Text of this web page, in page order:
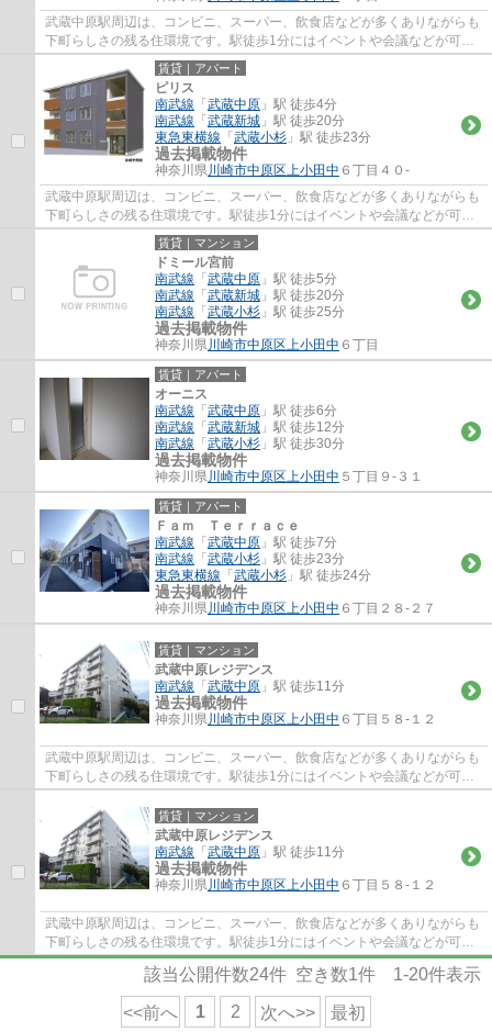
武蔵中原駅周辺は、コンビニ、スーパー、飲食店などが多くありながらも
下町らしさの残る住環境です。駅徒歩1分にはイベントや会議などが可能
な「エポック中原」がございます。
賃貸｜アパート
ピリス
南武線 「 武蔵中原 」駅 徒歩4分
南武線 「 武蔵新城 」駅 徒歩20分
東急東横線 「 武蔵小杉 」駅 徒歩23分
過去掲載物件
神奈川県川崎市中原区上小田中 ６丁目４０-
武蔵中原駅周辺は、コンビニ、スーパー、飲食店などが多くありながらも
下町らしさの残る住環境です。駅徒歩1分にはイベントや会議などが可能
な「エポック中原」がございます。
賃貸｜マンション
ドミール宮前
南武線 「 武蔵中原 」駅 徒歩5分
南武線 「 武蔵新城 」駅 徒歩20分
南武線 「 武蔵小杉 」駅 徒歩25分
過去掲載物件
神奈川県川崎市中原区上小田中 ６丁目
賃貸｜アパート
オーニス
南武線 「 武蔵中原 」駅 徒歩6分
南武線 「 武蔵新城 」駅 徒歩12分
南武線 「 武蔵小杉 」駅 徒歩30分
過去掲載物件
神奈川県川崎市中原区上小田中 ５丁目９-３１
賃貸｜アパート
Ｆａｍ Ｔｅｒｒａｃｅ
南武線 「 武蔵中原 」駅 徒歩7分
南武線 「 武蔵小杉 」駅 徒歩23分
東急東横線 「 武蔵小杉 」駅 徒歩24分
過去掲載物件
神奈川県川崎市中原区上小田中 ６丁目２８-２７
賃貸｜マンション
武蔵中原レジデンス
南武線 「 武蔵中原 」駅 徒歩11分
過去掲載物件
神奈川県川崎市中原区上小田中 ６丁目５８-１２
武蔵中原駅周辺は、コンビニ、スーパー、飲食店などが多くありながらも
下町らしさの残る住環境です。駅徒歩1分にはイベントや会議などが可能
な「エポック中原」がございます。田園都市...
賃貸｜マンション
武蔵中原レジデンス
南武線 「 武蔵中原 」駅 徒歩11分
過去掲載物件
神奈川県川崎市中原区上小田中 ６丁目５８-１２
武蔵中原駅周辺は、コンビニ、スーパー、飲食店などが多くありながらも
下町らしさの残る住環境です。駅徒歩1分にはイベントや会議などが可能
な「エポック中原」がございます。田園都市...
該当公開件数24件 空き数1件 1-20件表示
<<前へ 1 2 次へ>> 最初